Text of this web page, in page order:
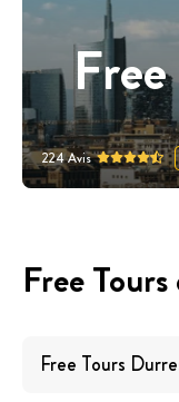
224Avis
Free
Free Tours